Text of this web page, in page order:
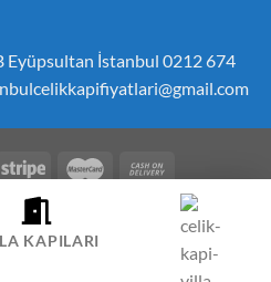
Eyüpsultan İstanbul 0212 674
İPTAL VE İADE POLITIKASI
İLETIŞIM
HESABIM
Oda Kapısı
KAPILARI